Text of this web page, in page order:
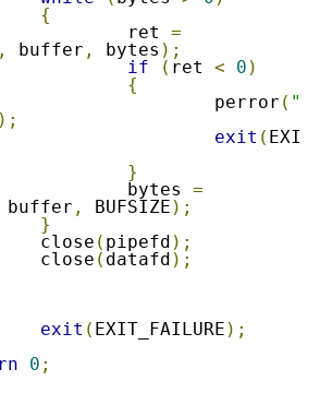
{
			ret
=
, buffer , bytes );
if
( ret < 0 )
{
				perror
( "
);
exit ( EXI
}
			bytes
=
buffer , BUFSIZE );
}
		close
( pipefd );
		close
( datafd );
exit ( EXIT_FAILURE );
0 ;